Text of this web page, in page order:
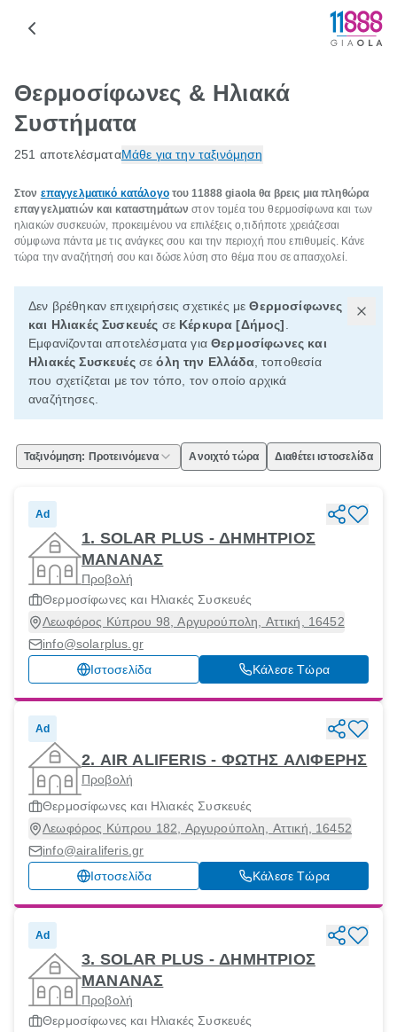
Θερμοσίφωνες & Ηλιακά
Συστήματα
251 αποτελέσματαΜάθε για την ταξινόμηση
Στον επαγγελματικό κατάλογοτου 11888 giaola θα βρεις μια πληθώρα
επαγγελματιών και καταστημάτων στον τομέα του θερμοσίφωνα και των
ηλιακών συσκευών, προκειμένου να επιλέξεις ο,τιδήποτε χρειάζεσαι
σύμφωνα πάντα με τις ανάγκες σου και την περιοχή που επιθυμείς. Κάνε
τώρα την αναζήτησή σου και δώσε λύση στο θέμα που σε απασχολεί.
Δεν βρέθηκαν επιχειρήσεις σχετικές μεΘερμοσίφωνες
και Ηλιακές Συσκευές σε Κέρκυρα [Δήμος]
Εμφανίζονται αποτελέσματα γιαΘερμοσίφωνες και
Ηλιακές Συσκευέςσεόλη την Ελλάδα, τοποθεσία
που σχετίζεται με τον τόπο, τον οποίο αρχικά
αναζήτησες.
Ταξινόμηση: Προτεινόμενα Ανοιχτό τώρα Διαθέτει ιστοσελίδα
Ad
1. SOLAR PLUS - ΔΗΜΗΤΡΙΟΣ
ΜΑΝΑΝΑΣ
Προβολή
Θερμοσίφωνες και Ηλιακές Συσκευές
Λεωφόρος Κύπρου 98, Αργυρούπολη, Αττική, 16452
info@solarplus.gr
Ιστοσελίδα
Κάλεσε Τώρα
Ad
2. AIR ALIFERIS - ΦΩΤΗΣ ΑΛΙΦΕΡΗΣ
Προβολή
Θερμοσίφωνες και Ηλιακές Συσκευές
Λεωφόρος Κύπρου 182, Αργυρούπολη, Αττική, 16452
info@airaliferis.gr
Ιστοσελίδα
Κάλεσε Τώρα
Ad
3. SOLAR PLUS - ΔΗΜΗΤΡΙΟΣ
ΜΑΝΑΝΑΣ
Προβολή
Θερμοσίφωνες και Ηλιακές Συσκευές